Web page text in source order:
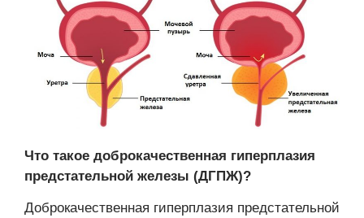
Что такое доброкачественная гиперплазия
предстательной железы (ДГПЖ)?
Доброкачественная гиперплазия предстательной